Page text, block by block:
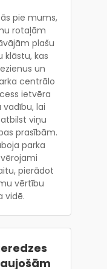
pie mums,
rotaļām
plašu
klāstu, kas
un
centrālo
ietvēra
lai
viņu
prasībām.
parka
pierādot
vērtību
vidē.